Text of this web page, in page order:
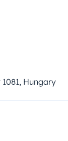
Hungary